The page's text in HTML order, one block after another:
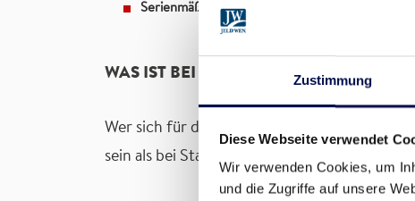
Zustimmung
Diese Webseite verwendet
Wir verwenden Cookies, um
und die Zugriffe auf unsere
Serienmäßig 4-seitiger Massivholzrahmen
WAS IST BEI RAUMHOHEN/
Wer sich für diese Türen entscheidet, sollte sie
sein als bei Standard-Ausführungen. Eine